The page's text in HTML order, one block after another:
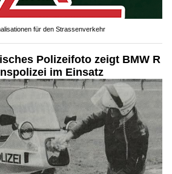
für den Strassenverkehr
Polizeifoto zeigt BMW R
im Einsatz